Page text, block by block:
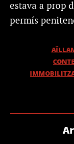
estava a prop
permís